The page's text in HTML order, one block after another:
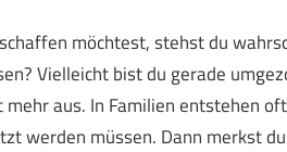
möchtest, stehst du
Vielleicht bist du gerade
aus. In Familien entstehen
werden müssen. Dann merkst